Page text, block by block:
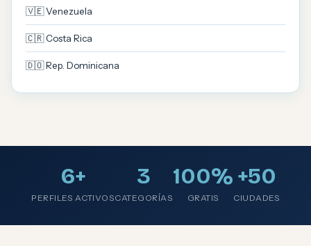
🇻🇪 Venezuela
🇨🇷 Costa Rica
🇩🇴 Rep. Dominicana
6+
PERFILES ACTIVOS
3
CATEGORÍAS
100%
GRATIS
+50
CIUDADES